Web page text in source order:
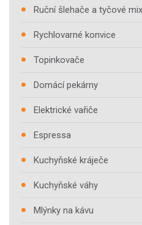
Ruční šlehače a tyčové
Rychlovarné konvice
Topinkovače
Domácí pekárny
Elektrické vařiče
Espressa
Kuchyňské kráječe
Kuchyňské váhy
Mlýnky na kávu